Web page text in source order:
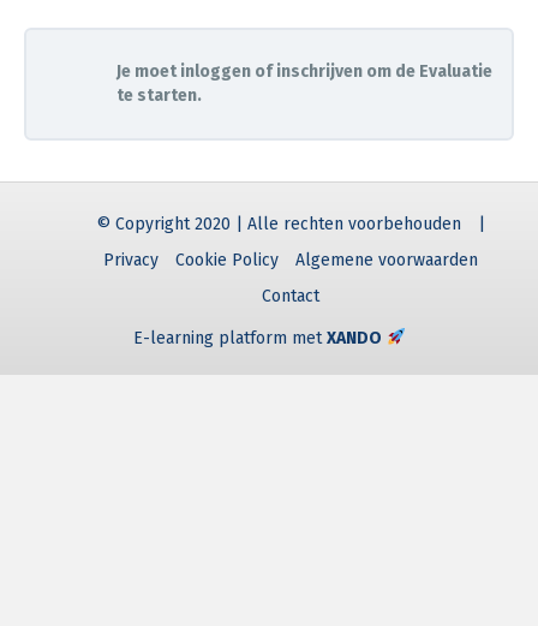
Je moet inloggen of inschrijven om de Evaluatie
te starten.
© Copyright 2020 | Alle rechten voorbehouden
Privacy
Cookie Policy
Algemene voorwaarden
Contact
E-learning platform metXANDO